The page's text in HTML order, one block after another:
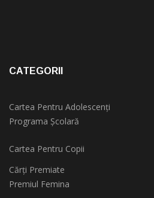
CATEGORII
Cartea Pentru Adolescenți
Programa Școlară
Cartea Pentru Copii
Cărți Premiate
Premiul Femina